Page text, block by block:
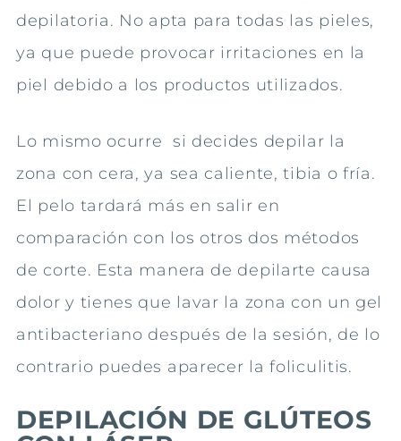
depilatoria. No apta para todas las pieles,
ya que puede provocar irritaciones en la
piel debido a los productos utilizados.
Lo mismo ocurre si decides depilar la
zona con cera, ya sea caliente, tibia o fría.
El pelo tardará más en salir en
comparación con los otros dos métodos
de corte. Esta manera de depilarte causa
dolor y tienes que lavar la zona con un gel
antibacteriano después de la sesión, de lo
contrario puedes aparecer la foliculitis.
DEPILACIÓN DE GLÚTEOS